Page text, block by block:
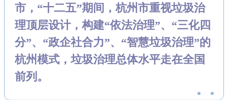
市，“十二五”期间，杭州市重视垃圾治
理顶层设计，构建“依法治理”、“三化四
分”、“政企社合力”、“智慧垃圾治理”的
杭州模式，垃圾治理总体水平走在全国
前列。